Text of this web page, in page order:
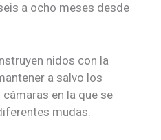
a ocho meses desde
nidos con la
a salvo los
en la que se
mudas.